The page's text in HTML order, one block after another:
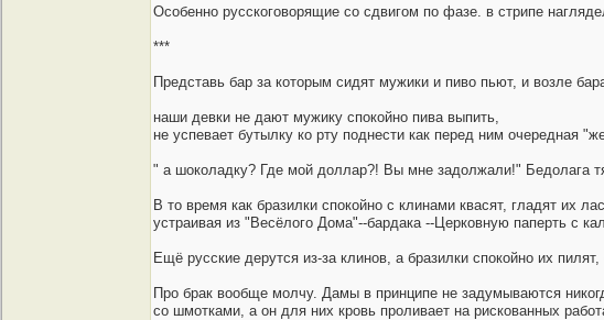
Особенно русскоговорящие со сдвигом по фазе. в стрипе
***
Представь бар за которым сидят мужики и пиво пьют, и возле
наши девки не дают мужику спокойно пива выпить,
не успевает бутылку ко рту поднести как перед ним очередная
" а шоколадку? Где мой доллар?! Вы мне задолжали!" Бедолага
В то время как бразилки спокойно с клинами квасят, гладят их
устраивая из "Весёлого Дома"--бардака --Церковную паперть с
Ещё русские дерутся из-за клинов, а бразилки спокойно их
Про брак вообще молчу. Дамы в принципе не задумываются
со шмотками, а он для них кровь проливает на рискованных